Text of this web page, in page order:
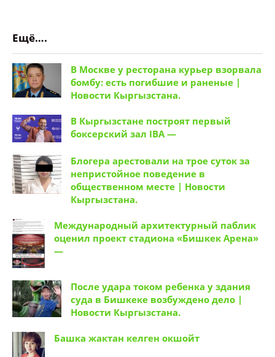
Ещё….
В Москве у ресторана курьер взорвала
бомбу: есть погибшие и раненые |
Новости Кыргызстана.
В Кыргызстане построят первый
боксерский зал IBA —
Блогера арестовали на трое суток за
непристойное поведение в
общественном месте | Новости
Кыргызстана.
Международный архитектурный паблик
оценил проект стадиона «Бишкек Арена»
—
После удара током ребенка у здания
суда в Бишкеке возбуждено дело |
Новости Кыргызстана.
Башка жактан келген окшойт